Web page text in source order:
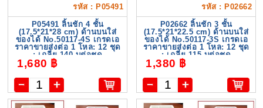
รหัส : P05491
P05491 ลิ้นชัก 4 ชั้น
(17.5*21*28 cm) ด้านบนใส่
ของได้ No.50117-4S เกรดเอ
ราคาขายส่งต่อ 1 โหล: 12 ชุด
: เฉลี่ย 140 บต่อชุด
1,680 ฿
รหัส : P02662
P02662 ลิ้นชัก 3 ชั้น
(17.5*21*22.5 cm) ด้านบนใส่
ของได้ No.50117-3S เกรดเอ
ราคาขายส่งต่อ 1 โหล: 12 ชุด
: เฉลี่ย 115 บต่อชุด
1,380 ฿